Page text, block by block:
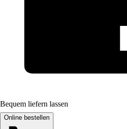
Bequem liefern lassen
Online bestellen